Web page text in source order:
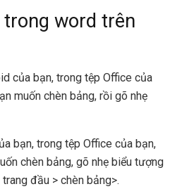
word trên
của bạn, trong tệp Office của
muốn chèn bảng, rồi gõ nhẹ
bạn, trong tệp Office của bạn,
chèn bảng, gõ nhẹ biểu tượng
đầu > chèn bảng>.